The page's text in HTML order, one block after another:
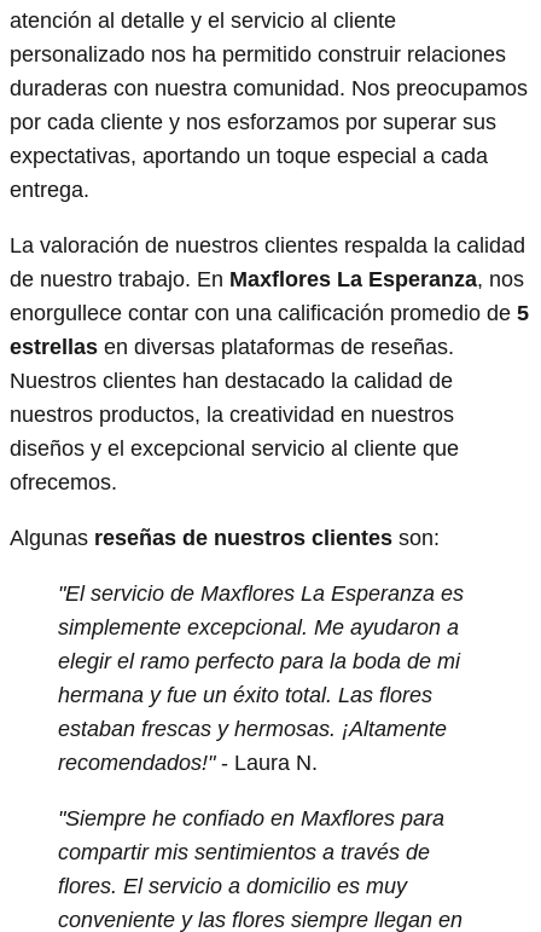
atención al detalle y el servicio al cliente
personalizado nos ha permitido construir relaciones
duraderas con nuestra comunidad. Nos preocupamos
por cada cliente y nos esforzamos por superar sus
expectativas, aportando un toque especial a cada
entrega.
La valoración de nuestros clientes respalda la calidad
de nuestro trabajo. En Maxflores La Esperanza, nos
enorgullece contar con una calificación promedio de 5
estrellas en diversas plataformas de reseñas.
Nuestros clientes han destacado la calidad de
nuestros productos, la creatividad en nuestros
diseños y el excepcional servicio al cliente que
ofrecemos.
Algunas reseñas de nuestros clientes son:
"El servicio de Maxflores La Esperanza es
simplemente excepcional. Me ayudaron a
elegir el ramo perfecto para la boda de mi
hermana y fue un éxito total. Las flores
estaban frescas y hermosas. ¡Altamente
recomendados!"- Laura N.
"Siempre he confiado en Maxflores para
compartir mis sentimientos a través de
flores. El servicio a domicilio es muy
conveniente y las flores siempre llegan en